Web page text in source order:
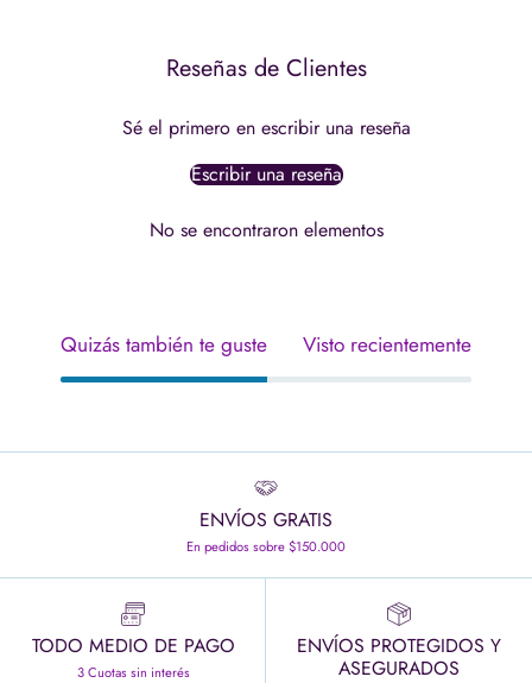
Reseñas de Clientes
Sé el primero en escribir una reseña
Escribir una reseña
No se encontraron elementos
Quizás también te guste Visto recientemente
ENVÍOS GRATIS
En pedidos sobre $150.000
TODO MEDIO DE PAGO
3 Cuotas sin interés
ENVÍOS PROTEGIDOS Y
ASEGURADOS